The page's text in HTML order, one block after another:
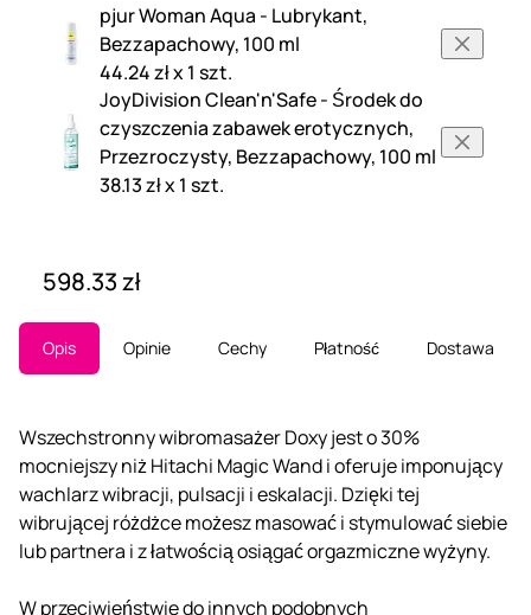
pjur Woman Aqua - Lubrykant,
Bezzapachowy, 100 ml
44.24 zł x 1 szt.
JoyDivision Clean'n'Safe - Środek do
czyszczenia zabawek erotycznych,
Przezroczysty, Bezzapachowy, 100 ml
38.13 zł x 1 szt.
598.33 zł
Opis Opinie Cechy Płatność Dostawa
Wszechstronny wibromasażer Doxy jest o 30%
mocniejszy niż Hitachi Magic Wand i oferuje imponujący
wachlarz wibracji, pulsacji i eskalacji. Dzięki tej
wibrującej różdżce możesz masować i stymulować siebie
lub partnera i z łatwością osiągać orgazmiczne wyżyny.
W przeciwieństwie do innych podobnych